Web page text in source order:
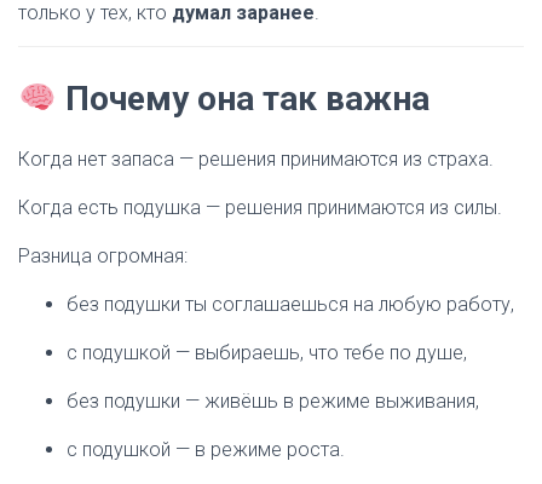
только у тех, кто думал заранее.
Почему она так важна
Когда нет запаса — решения принимаются из страха.
Когда есть подушка — решения принимаются из силы.
Разница огромная:
без подушки ты соглашаешься на любую работу,
с подушкой — выбираешь, что тебе по душе,
без подушки — живёшь в режиме выживания,
с подушкой — в режиме роста.